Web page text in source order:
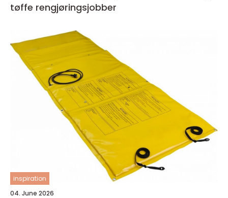
tøffe rengjøringsjobber
inspiration
04. June 2026